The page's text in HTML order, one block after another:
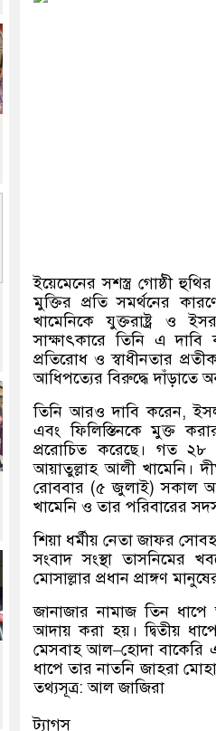
ইয়েমেনের সশস্ত্র গোষ্ঠী
মুক্তির প্রতি সমর্থনের
খামেনিকে যুক্তরাষ্ট্র ও
সাক্ষাৎকারে তিনি এ
প্রতিরোধ ও স্বাধীনতার
আধিপত্যের বিরুদ্ধে দাঁড়াতে
তিনি আরও দাবি করেন,
এবং ফিলিস্তিনকে মুক্ত
প্ররোচিত করেছে। গত ২৮
আয়াতুল্লাহ আলী খামেনি।
রোববার (৫ ‍জুলাই)সকাল
খামেনি ও তার পরিবারের
শিয়া ধর্মীয় নেতা জাফর
সংবাদ সংস্থা তাসনিমের
মোসাল্লার প্রধান প্রাঙ্গণ
জানাজার নামাজ তিন
আদায় করা হয়। দ্বিতীয়
মেসবাহ আল–হোদা বাকেরি
ধাপে তার নাতনি জাহরা
তথ্যসূত্র:আল জাজিরা
ট্যাগস